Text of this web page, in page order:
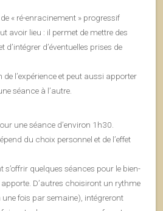
« ré-enracinement » progressif
avoir lieu : il permet de mettre des
d’intégrer d’éventuelles prises de
de l’expérience et peut aussi apporter
séance à l’autre.
une séance d’environ 1h30.
du choix personnel et de l’effet
s’offrir quelques séances pour le bien-
D’autres choisiront un rythme
fois par semaine), intégreront